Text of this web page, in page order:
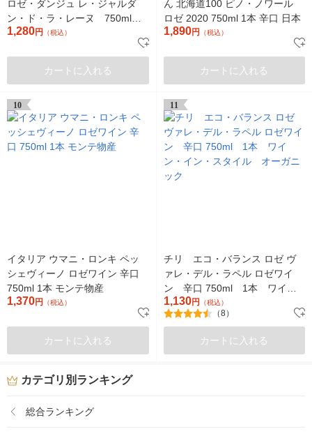
ロゼ・ダンジュ レ・ジャルダ
ン・ド・ラ・レーヌ 750ml
ロゼ やや甘口 フランス
1,280円 （税込）
カートに入れる
ん 北海道100 ピノ・ノワール
ロゼ 2020 750ml 1本 辛口 日本
1,890円 （税込）
カートに入れる
10
イタリア ウマニ・ロンキ ペッ
シェヴィーノ ロゼワイン 辛口
750ml 1本 モンテ物産
1,370円 （税込）
カートに入れる
11
チリ エコ・バランス ロゼ ヴ
ァレ・デル・ラペル ロゼワイ
ン 辛口 750ml 1本 ワイ
ン・イン・スタイル オーガニ
ック
1,130円 （税込）
（8）
カートに入れる
カテゴリ別ランキング
総合ランキング